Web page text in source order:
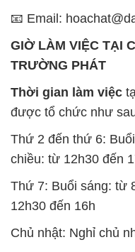
📧 Email:
GIỜ LÀM VIỆC TẠI
TRƯỜNG PHÁT
Thời gian làm việc
được tổ chức như
Thứ 2 đến thứ 6:
chiều: từ 12h30 đến
Thứ 7: Buổi sáng: từ
12h30 đến 16h
Chủ nhật: Nghỉ chủ